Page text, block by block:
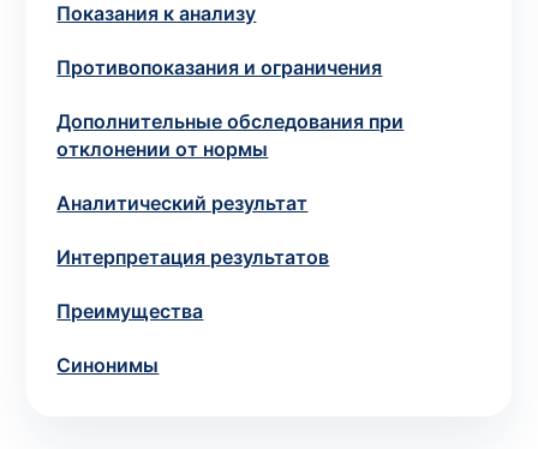
Показания к анализу
Противопоказания и ограничения
Дополнительные обследования при
отклонении от нормы
Аналитический результат
Интерпретация результатов
Преимущества
Синонимы
Номер телефона*